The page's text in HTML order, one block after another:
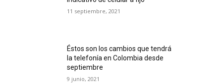
11 septiembre, 2021
Éstos son los cambios que tendrá
la telefonía en Colombia desde
septiembre
9 junio, 2021